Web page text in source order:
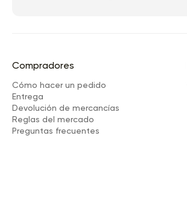
Compradores
Cómo hacer un pedido
Entrega
Devolución de mercancías
Reglas del mercado
Preguntas frecuentes